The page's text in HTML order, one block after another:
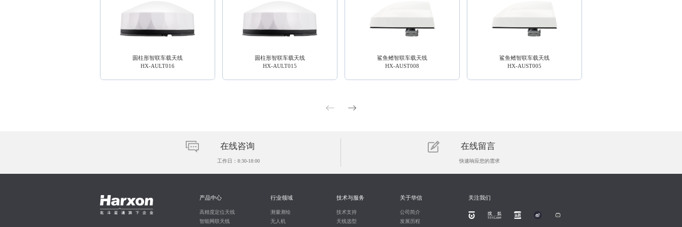
圆柱形智联车载天线
HX-AULT016
圆柱形智联车载天线
HX-AULT015
鲨鱼鳍智联车载天线
HX-AUST008
鲨鱼鳍智联车载天线
HX-AUST005
在线咨询
工作日：8:30-18:00
在线留言
快速响应您的需求
产品中心
高精度定位天线
智能网联天线
行业领域
测量测绘
无人机
技术与服务
技术支持
天线选型
关于华信
公司简介
发展历程
关注我们